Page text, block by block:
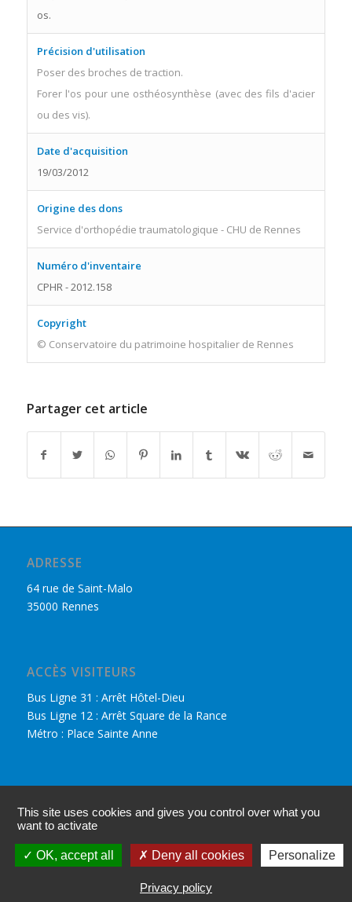
os.
Précision d'utilisation
Poser des broches de traction.
Forer l'os pour une osthéosynthèse (avec des fils d'acier
ou des vis).
Date d'acquisition
19/03/2012
Origine des dons
Service d'orthopédie traumatologique - CHU de Rennes
Numéro d'inventaire
CPHR - 2012.158
Copyright
© Conservatoire du patrimoine hospitalier de Rennes
Partager cet article
ADRESSE
64 rue de Saint-Malo
35000 Rennes
ACCÈS VISITEURS
Bus Ligne 31 : Arrêt Hôtel-Dieu
Bus Ligne 12 : Arrêt Square de la Rance
Métro : Place Sainte Anne
Nous retrouver sur Facebook
Accès adhérents
Mentions légales
This site uses cookies and gives you control over what you
want to activate
OK, accept all Deny all cookies Personalize
Privacy policy